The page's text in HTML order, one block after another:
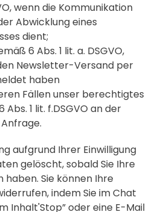
wenn die Kommunikation
Abwicklung eines
dient;
6 Abs. 1 lit. a. DSGVO,
Newsletter-Versand per
haben
Fällen unser berechtigtes
1 lit. f.DSGVO an der
aufgrund Ihrer Einwilligung
gelöscht, sobald Sie Ihre
haben. Sie können Ihre
indem Sie im Chat
Inhalt'Stop” oder eine E-Mail